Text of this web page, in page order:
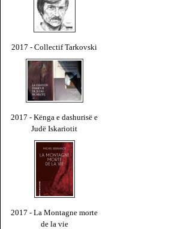
2017 - Collectif Tarkovski
2017 - Kënga e dashurisë e
Judë Iskariotit
2017 - La Montagne morte
de la vie